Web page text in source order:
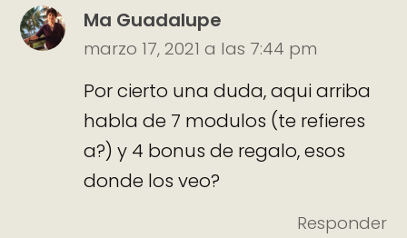
Ma Guadalupe
marzo 17, 2021 a las 7:44 pm
Por cierto una duda, aqui arriba
habla de 7 modulos (te refieres
a?) y 4 bonus de regalo, esos
donde los veo?
Responder